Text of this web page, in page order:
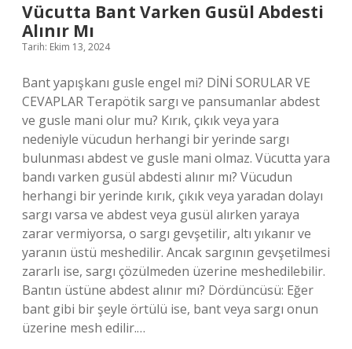
Vücutta Bant Varken Gusül Abdesti
Alınır Mı
Tarih: Ekim 13, 2024
Bant yapışkanı gusle engel mi? DİNİ SORULAR VE
CEVAPLAR Terapötik sargı ve pansumanlar abdest
ve gusle mani olur mu? Kırık, çıkık veya yara
nedeniyle vücudun herhangi bir yerinde sargı
bulunması abdest ve gusle mani olmaz. Vücutta yara
bandı varken gusül abdesti alınır mı? Vücudun
herhangi bir yerinde kırık, çıkık veya yaradan dolayı
sargı varsa ve abdest veya gusül alırken yaraya
zarar vermiyorsa, o sargı gevşetilir, altı yıkanır ve
yaranın üstü meshedilir. Ancak sargının gevşetilmesi
zararlı ise, sargı çözülmeden üzerine meshedilebilir.
Bantın üstüne abdest alınır mı? Dördüncüsü: Eğer
bant gibi bir şeyle örtülü ise, bant veya sargı onun
üzerine mesh edilir.…